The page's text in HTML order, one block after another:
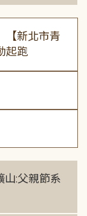
【新北市青
起跑
山:父親節系